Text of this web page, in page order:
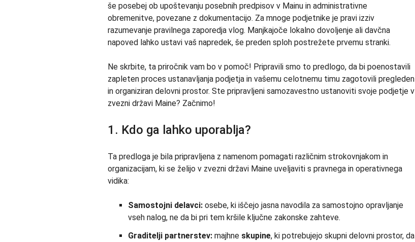
še posebej ob upoštevanju posebnih predpisov v Mainu in administrativne
obremenitve, povezane z dokumentacijo. Za mnoge podjetnike je pravi izziv
razumevanje pravilnega zaporedja vlog. Manjkajoče lokalno dovoljenje ali davčna
napoved lahko ustavi vaš napredek, še preden sploh postrežete prvemu stranki.
Ne skrbite, ta priročnik vam bo v pomoč! Pripravili smo to predlogo, da bi poenostavili
zapleten proces ustanavljanja podjetja in vašemu celotnemu timu zagotovili pregleden
in organiziran delovni prostor. Ste pripravljeni samozavestno ustanoviti svoje podjetje v
zvezni državi Maine? Začnimo!
1. Kdo ga lahko uporablja?
Ta predloga je bila pripravljena z namenom pomagati različnim strokovnjakom in
organizacijam, ki se želijo v zvezni državi Maine uveljaviti s pravnega in operativnega
vidika:
Samostojni delavci: osebe, ki iščejo jasna navodila za samostojno opravljanje
vseh nalog, ne da bi pri tem kršile ključne zakonske zahteve.
Graditelji partnerstev: majhne skupine, ki potrebujejo skupni delovni prostor, da